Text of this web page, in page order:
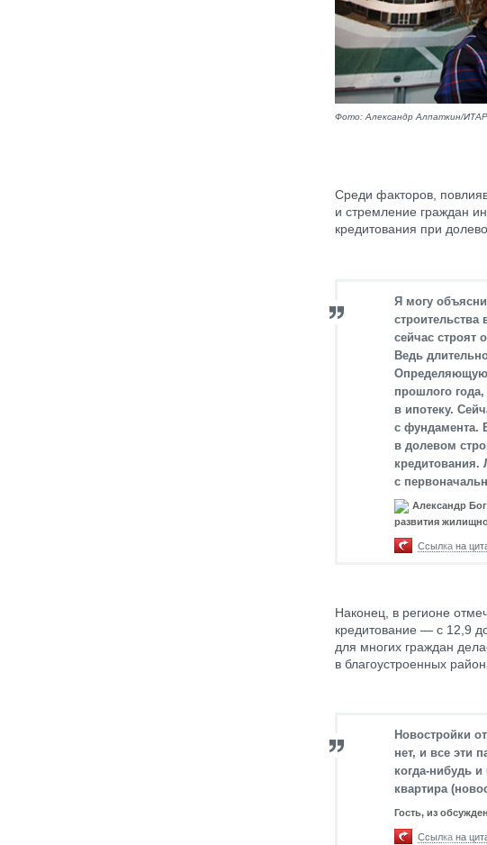
Фото: Александр Алпаткин/
Среди факторов,
и стремление граждан
кредитования при
Я могу
сейчас строят
Ведь
Определяющую
прошлого
в ипотеку.
с фундамента.
в долевом
кредитования.
с
Александр
развития
Ссылка на
Наконец, в регионе
кредитование — с 12,9
для многих граждан
в благоустроенных
Новостройки
нет, и все эти
когда-нибудь
квартира
Гость, из
Ссылка на